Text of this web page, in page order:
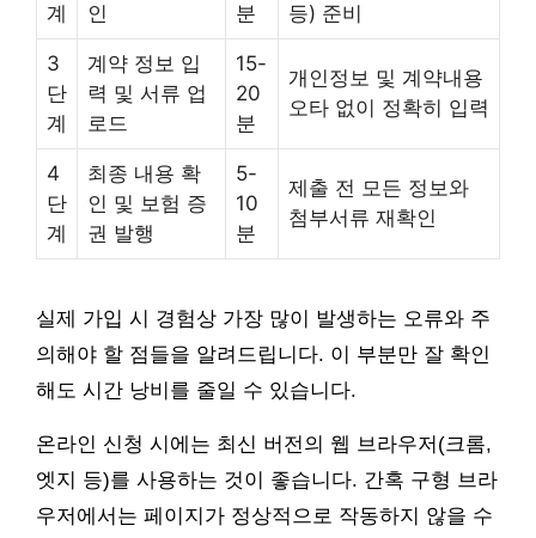
계
인
분
등) 준비
3
단
계
계약 정보 입
력 및 서류 업
로드
15-
20
분
개인정보 및 계약내용
오타 없이 정확히 입력
4
단
계
최종 내용 확
인 및 보험 증
권 발행
5-
10
분
제출 전 모든 정보와
첨부서류 재확인
실제 가입 시 경험상 가장 많이 발생하는 오류와 주
의해야 할 점들을 알려드립니다. 이 부분만 잘 확인
해도 시간 낭비를 줄일 수 있습니다.
온라인 신청 시에는 최신 버전의 웹 브라우저(크롬,
엣지 등)를 사용하는 것이 좋습니다. 간혹 구형 브라
우저에서는 페이지가 정상적으로 작동하지 않을 수